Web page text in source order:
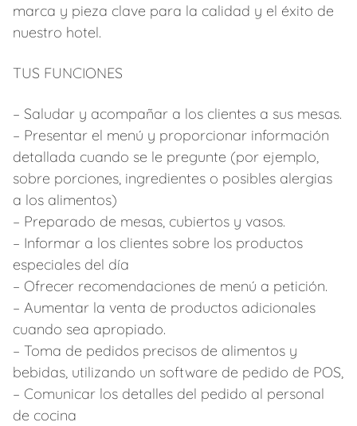
marca y pieza clave para la calidad y el éxito de
nuestro hotel.
TUS FUNCIONES
– Saludar y acompañar a los clientes a sus mesas.
– Presentar el menú y proporcionar información
detallada cuando se le pregunte (por ejemplo,
sobre porciones, ingredientes o posibles alergias
a los alimentos)
– Preparado de mesas, cubiertos y vasos.
– Informar a los clientes sobre los productos
especiales del día
– Ofrecer recomendaciones de menú a petición.
– Aumentar la venta de productos adicionales
cuando sea apropiado.
– Toma de pedidos precisos de alimentos y
bebidas, utilizando un software de pedido de POS,
– Comunicar los detalles del pedido al personal
de cocina